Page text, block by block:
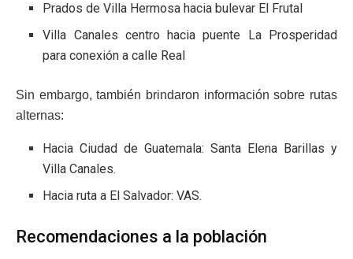
Prados de Villa Hermosa hacia bulevar El Frutal
Villa Canales centro hacia puente La Prosperidad
para conexión a calle Real
Sin embargo, también brindaron información sobre rutas
alternas:
Hacia Ciudad de Guatemala: Santa Elena Barillas y
Villa Canales.
Hacia ruta a El Salvador: VAS.
Recomendaciones a la población